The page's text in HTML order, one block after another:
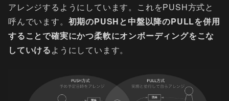
アレンジするようにしています。これをPUSH方式と
呼んでいます。 初期のPUSHと中盤以降のPULLを併用
することで確実にかつ柔軟にオンボーディングをこな
していけるようにしています。